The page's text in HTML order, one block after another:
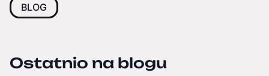
BLOG
Ostatnio na blogu